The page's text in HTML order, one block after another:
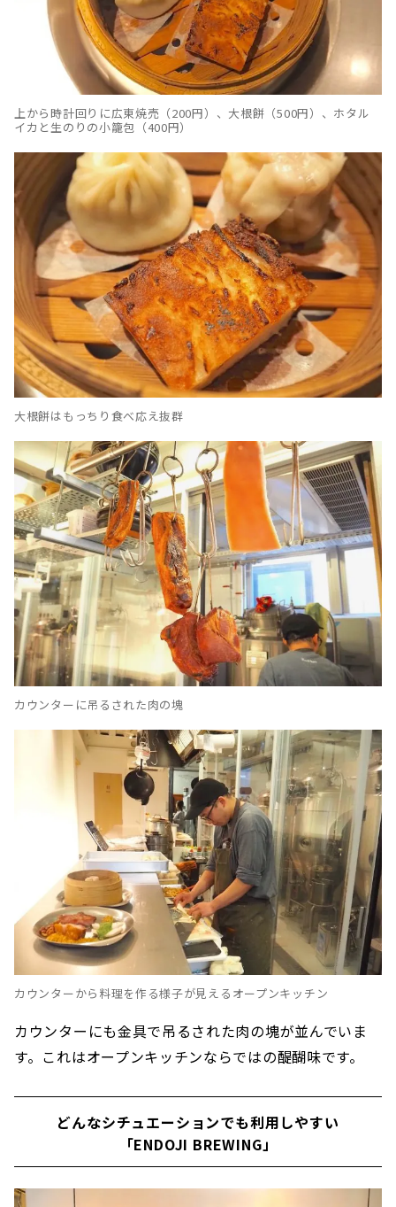
上から時計回りに広東焼売（200円）、大根餅（500円）、ホタル
イカと生のりの小籠包（400円）
大根餅はもっちり食べ応え抜群
カウンターに吊るされた肉の塊
カウンターから料理を作る様子が見えるオープンキッチン
カウンターにも金具で吊るされた肉の塊が並んでいま
す。これはオープンキッチンならではの醍醐味です。
どんなシチュエーションでも利用しやすい
「ENDOJI BREWING」